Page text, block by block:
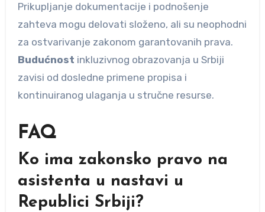
Prikupljanje dokumentacije i podnošenje
zahteva mogu delovati složeno, ali su neophodni
za ostvarivanje zakonom garantovanih prava.
Budućnost inkluzivnog obrazovanja u Srbiji
zavisi od dosledne primene propisa i
kontinuiranog ulaganja u stručne resurse.
FAQ
Ko ima zakonsko pravo na
asistenta u nastavi u
Republici Srbiji?